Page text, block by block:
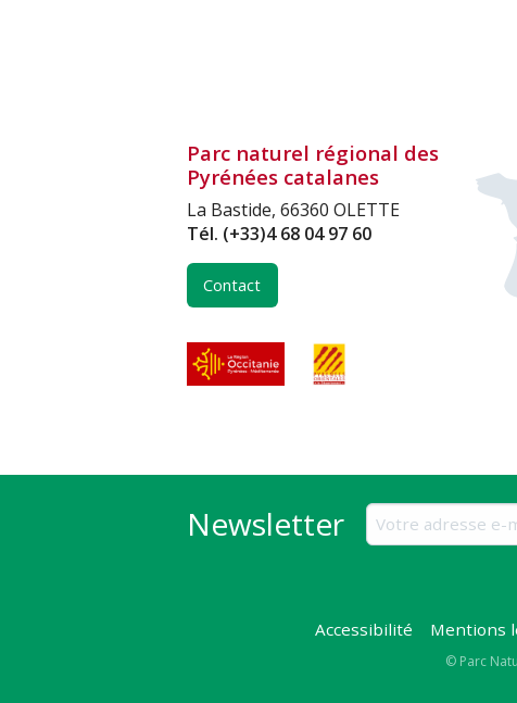
Parc naturel régional des
Pyrénées catalanes
La Bastide, 66360 OLETTE
Tél. (+33)4 68 04 97 60
Contact
Newsletter
Accessibilité Mentions
© Parc